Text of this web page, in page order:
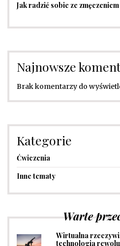
Jak radzić sobie ze
Najnowsze
Brak komentarzy do
Kategorie
Ćwiczenia
Inne tematy
Warte
Wirtualna
technologia